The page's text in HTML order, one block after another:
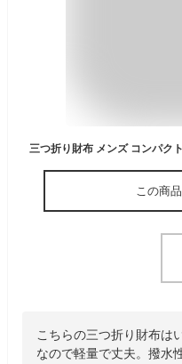
この商
こちらの三つ折り財布は
なので軽量で丈夫。撥水